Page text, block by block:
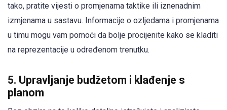
tako, pratite vijesti o promjenama taktike ili iznenadnim
izmjenama u sastavu. Informacije o ozljedama i promjenama
u timu mogu vam pomoći da bolje procijenite kako se kladiti
na reprezentacije u određenom trenutku.
5. Upravljanje budžetom i klađenje s
planom